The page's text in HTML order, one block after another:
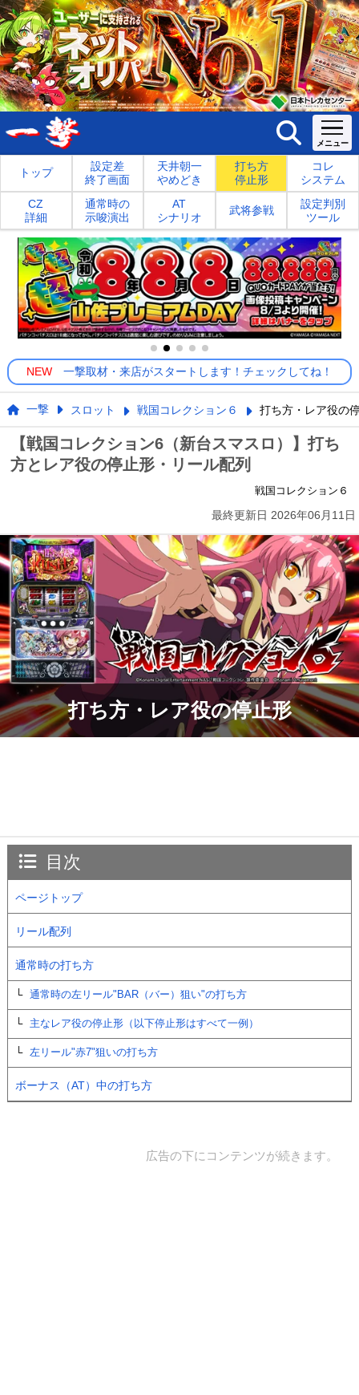
トップ
設定差
終了画面
天井朝一
やめどき
打ち方
停止形
コレ
システム
CZ
詳細
通常時の
示唆演出
AT
シナリオ
武将参戦
設定判別
ツール
NEW 一撃取材・来店がスタートします！チェックしてね！
一撃 スロット 戦国コレクション６ 打ち方・レア役の
【戦国コレクション6（新台スマスロ）】打ち
方とレア役の停止形・リール配列
戦国コレクション６
最終更新日 2026年06月11日
打ち方・レア役の停止形
目次
ページトップ
リール配列
通常時の打ち方
通常時の左リール"BAR（バー）狙い"の打ち方
主なレア役の停止形（以下停止形はすべて一例）
左リール"赤7"狙いの打ち方
ボーナス（AT）中の打ち方
広告の下にコンテンツが続きます。